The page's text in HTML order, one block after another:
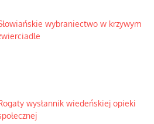
wybraniectwo w krzywym
wysłannik wiedeńskiej opieki